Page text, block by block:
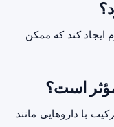
ایجاد کند که ممکن
است؟
با داروهایی مانند